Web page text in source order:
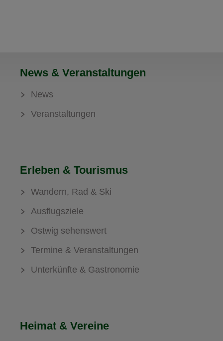
News & Veranstaltungen
News
Veranstaltungen
Erleben & Tourismus
Wandern, Rad & Ski
Ausflugsziele
Ostwig sehenswert
Termine & Veranstaltungen
Unterkünfte & Gastronomie
Heimat & Vereine